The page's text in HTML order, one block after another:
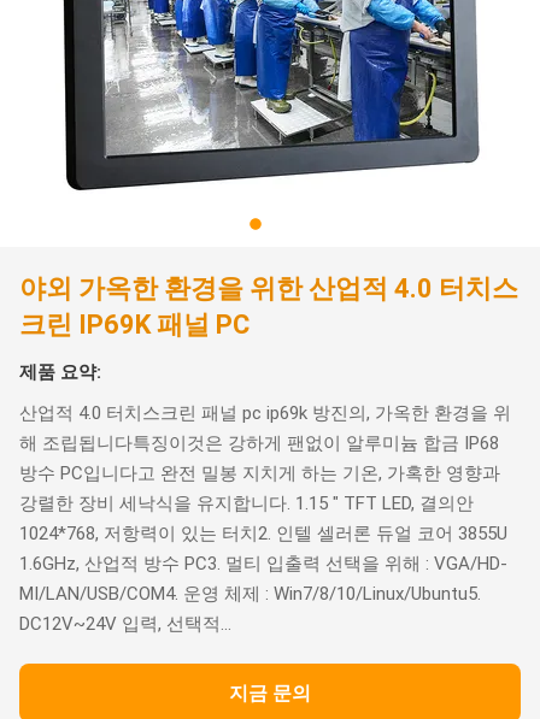
야외 가옥한 환경을 위한 산업적 4.0 터치스
크린 IP69K 패널 PC
제품 요약:
산업적 4.0 터치스크린 패널 pc ip69k 방진의, 가옥한 환경을 위
해 조립됩니다특징이것은 강하게 팬없이 알루미늄 합금 IP68
방수 PC입니다고 완전 밀봉 지치게 하는 기온, 가혹한 영향과
강렬한 장비 세낙식을 유지합니다. 1.15 " TFT LED, 결의안
1024*768, 저항력이 있는 터치2. 인텔 셀러론 듀얼 코어 3855U
1.6GHz, 산업적 방수 PC3. 멀티 입출력 선택을 위해 : VGA/HD-
MI/LAN/USB/COM4. 운영 체제 : Win7/8/10/Linux/Ubuntu5.
DC12V~24V 입력, 선택적...
지금 문의